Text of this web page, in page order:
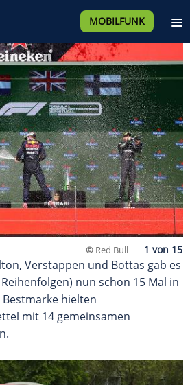
MOBILFUNK
© Red Bull
Verstappen und Bottas gab es
nun schon 15 Mal in
hielten
mit 14 gemeinsamen